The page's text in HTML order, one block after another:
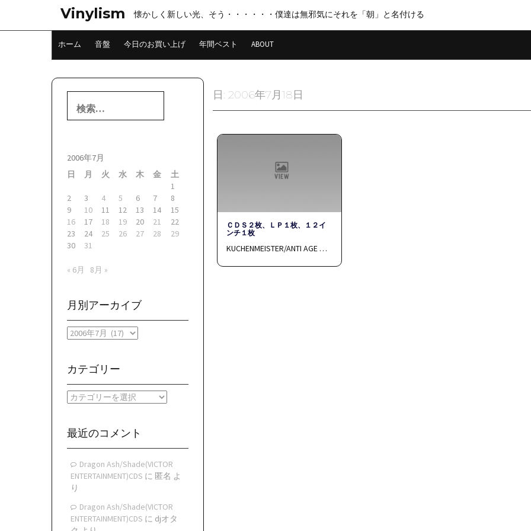
テ
Vinylism 懐かしく新しい光、そう・・・・・・僕達は無邪気にそれを「朝」と名付ける
ホーム 音盤 今日のお買い上げ 年間ベスト ABOUT
日: 2006年7月18日
ＣＤＳ２枚、ＬＰ１枚、１２イ
ンチ１枚
KUCHENMEISTER/ANTI AGE …
索:
2006年7月
日
月 火 水 木 金
土
1
2
3 4 5 6 7
8
9
10 11 12 13 14
15
16
17 18 19 20 21
22
23
24 25 26 27 28
29
30
31
« 6月 8月 »
月別アーカイブ
月
ー
イ
ブ
カテゴリー
カ
リ
最近のコメント
Dragon Ash/Shade(VICTOR
ENTERTAINMENT)CDS に 匿名 よ
り
Dragon Ash/Shade(VICTOR
ENTERTAINMENT)CDS に djオタ